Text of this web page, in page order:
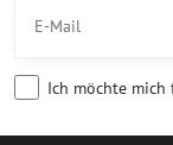
Ich möchte